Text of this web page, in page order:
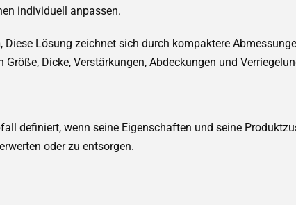
individuell anpassen.
, Diese Lösung zeichnet sich durch kompaktere
Dicke, Verstärkungen, Abdeckungen und
definiert, wenn seine Eigenschaften und seine
oder zu entsorgen.